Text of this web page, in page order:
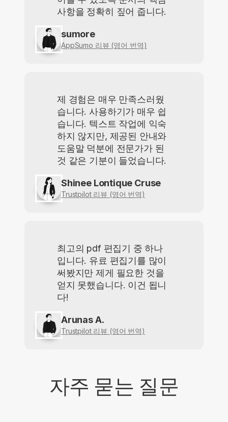
사항을 정확히 짚어 줍니다.
sumore
AppSumo 리뷰 (영어 번역)
제 경험은 매우 만족스러웠
습니다. 사용하기가 매우 쉽
습니다. 텍스트 작업에 익숙
하지 않지만, 제공된 안내와
도움말 덕분에 전문가가 된
것 같은 기분이 들었습니다.
Shinee Lontique Cruse
Trustpilot 리뷰 (영어 번역)
최고의 pdf 편집기 중 하나
입니다. 유료 편집기를 많이
써봤지만 제게 필요한 것을
얻지 못했습니다. 이건 됩니
다!
Arunas A.
Trustpilot 리뷰 (영어 번역)
자주 묻는 질문